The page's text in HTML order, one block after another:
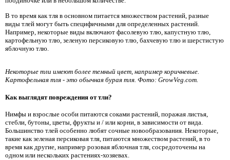
В то время как тля в основном питается множеством растений, разные
виды тлей могут быть специфичными для определенных растений.
Например, некоторые виды включают фасолевую тлю, капустную тлю,
картофельную тлю, зеленую персиковую тлю, бахчевую тлю и шерстистую
яблочную тлю.
Некоторые тли имеют более темный цвет, например коричневые.
Картофельная тля - это обычная бурая тля. Фото: GrowVeg.com.
Как выглядят повреждения от тли?
Нимфы и взрослые особи питаются соками растений, поражая листья,
стебли, бутоны, цветы, фрукты и / или корни, в зависимости от вида.
Большинство тлей особенно любят сочные новообразования. Некоторые,
такие как зеленая персиковая тля, питаются множеством растений, в то
время как другие, например розовая яблочная тля, сосредоточены на
одном или нескольких растениях-хозяевах.